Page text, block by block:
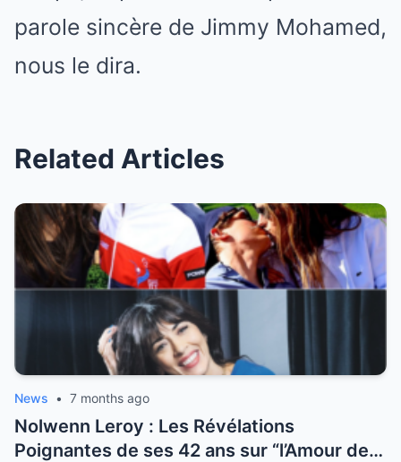
parole sincère de Jimmy Mohamed,
nous le dira.
Related Articles
News • 7 months ago
Nolwenn Leroy : Les Révélations
Poignantes de ses 42 ans sur “l’Amour de